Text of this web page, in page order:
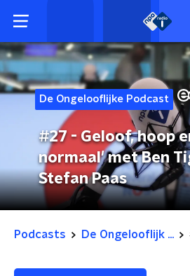
De Ongelooflijke Podcast
#27 - Geloof, hoop
normaal' met Ben
Stefan Paas
Podcasts De Ongelooflijk ...